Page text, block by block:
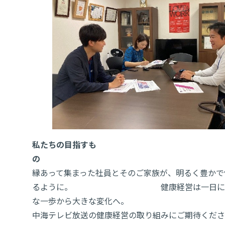
私たちの目指すも
の
縁あって集まった社員とそのご家族が、明るく豊か
るように。 健康経営は一日にして
な一歩から大きな
中海テレビ放送の健康経営の取り組みにご期待くだ